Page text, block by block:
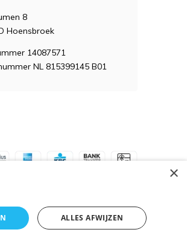
8
Hoensbroek
14087571
NL 815399145 B01
RSS-feed Sitemap
×
ALLES AFWIJZEN